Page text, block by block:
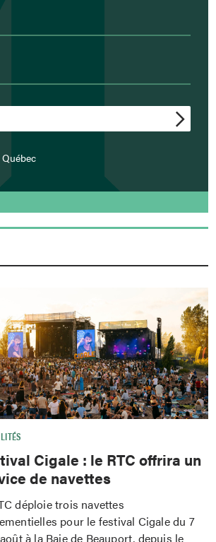
Cigale : le RTC offrira un
de navettes
déploie trois navettes
pour le festival Cigale du 7
à la Baie de Beauport, depuis le